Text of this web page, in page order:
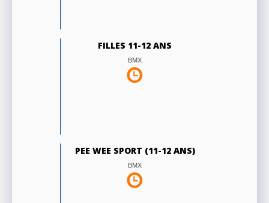
FILLES 11-12 ANS
BMX
PEE WEE SPORT (11-12 ANS)
BMX